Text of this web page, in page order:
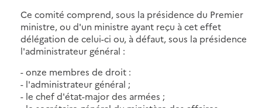
Ce comité comprend, sous la présidence du Premier
ministre, ou d'un ministre ayant reçu à cet effet
délégation de celui-ci ou, à défaut, sous la présidence
l'administrateur général :
- onze membres de droit :
- l'administrateur général ;
- le chef d'état-major des armées ;